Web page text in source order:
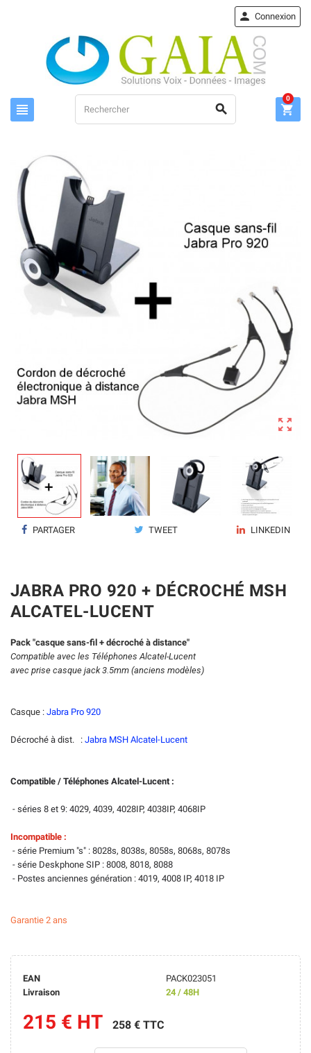
 
 Connexion

0

PARTAGER TWEET LINKEDIN
JABRA PRO 920 + DÉCROCHÉ MSH
ALCATEL-LUCENT
Pack "casque sans-fil + décroché à distance"
Compatible avec les Téléphones Alcatel-Lucent
avec prise casque jack 3.5mm (anciens modèles)
Casque : Jabra Pro 920
Décroché à dist. : Jabra MSH Alcatel-Lucent
Compatible / Téléphones Alcatel-Lucent :
- séries 8 et 9: 4029, 4039, 4028IP, 4038IP, 4068IP
Incompatible :
- série Premium "s" : 8028s, 8038s, 8058s, 8068s, 8078s
- série Deskphone SIP : 8008, 8018, 8088
- Postes anciennes génération : 4019, 4008 IP, 4018 IP
Garantie 2 ans
EAN
PACK023051
Livraison
24 / 48H
215 € HT 258 € TTC